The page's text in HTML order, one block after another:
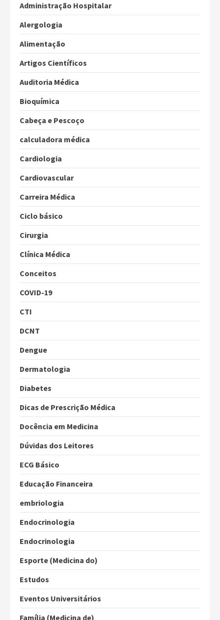
Administração Hospitalar
Alergologia
Alimentação
Artigos Científicos
Auditoria Médica
Bioquímica
Cabeça e Pescoço
calculadora médica
Cardiologia
Cardiovascular
Carreira Médica
Ciclo básico
Cirurgia
Clínica Médica
Conceitos
COVID-19
CTI
DCNT
Dengue
Dermatologia
Diabetes
Dicas de Prescrição Médica
Docência em Medicina
Dúvidas dos Leitores
ECG Básico
Educação Financeira
embriologia
Endocrinologia
Endocrinologia
Esporte (Medicina do)
Estudos
Eventos Universitários
Família (Medicina de)